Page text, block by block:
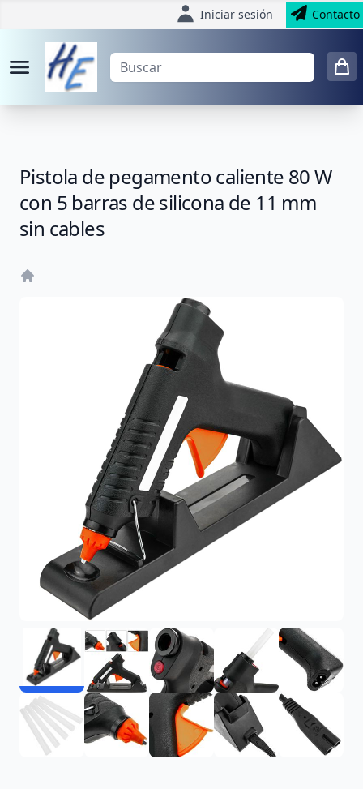
Iniciar sesión Contacto
Pistola de pegamento caliente 80 W
con 5 barras de silicona de 11 mm
sin cables